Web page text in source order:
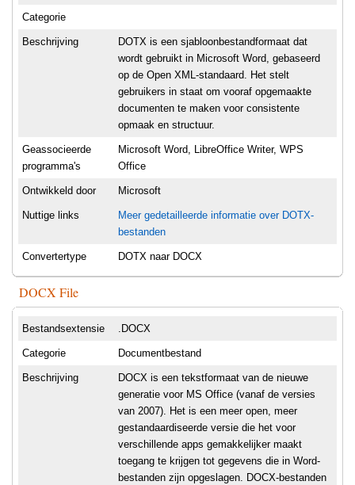
Categorie
Beschrijving
DOTX is een sjabloonbestandformaat dat
wordt gebruikt in Microsoft Word, gebaseerd
op de Open XML-standaard. Het stelt
gebruikers in staat om vooraf opgemaakte
documenten te maken voor consistente
opmaak en structuur.
Geassocieerde
programma's
Microsoft Word, LibreOffice Writer, WPS
Office
Ontwikkeld door Microsoft
Nuttige links
Meer gedetailleerde informatie over DOTX-
bestanden
Convertertype DOTX naar DOCX
DOCX File
Bestandsextensie .DOCX
Categorie Documentbestand
Beschrijving
DOCX is een tekstformaat van de nieuwe
generatie voor MS Office (vanaf de versies
van 2007). Het is een meer open, meer
gestandaardiseerde versie die het voor
verschillende apps gemakkelijker maakt
toegang te krijgen tot gegevens die in Word-
bestanden zijn opgeslagen. DOCX-bestanden